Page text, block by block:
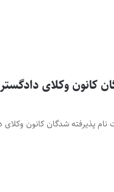
کانون وکلای